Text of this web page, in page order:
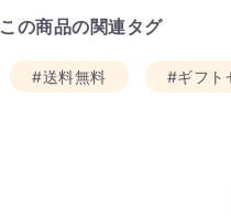
この商品の関連タグ
#送料無料 #ギフト